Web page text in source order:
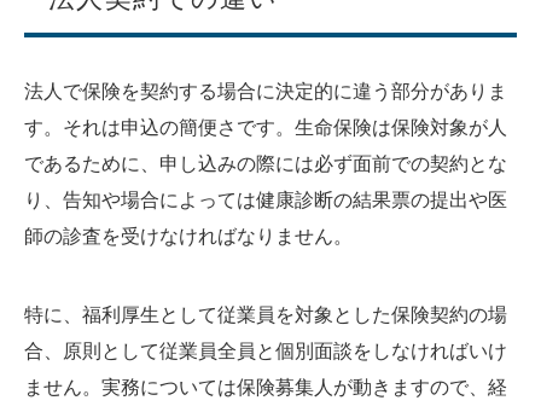
法人で保険を契約する場合に決定的に違う部分がありま
す。それは申込の簡便さです。生命保険は保険対象が人
であるために、申し込みの際には必ず面前での契約とな
り、告知や場合によっては健康診断の結果票の提出や医
師の診査を受けなければなりません。
特に、福利厚生として従業員を対象とした保険契約の場
合、原則として従業員全員と個別面談をしなければいけ
ません。実務については保険募集人が動きますので、経